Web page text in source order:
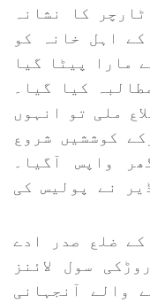
کا نشانہ
اہل خانہ کو
مارا پیٹا گیا
مطالبہ کیا گیا۔
ملی تو انہوں
کوششیں شروع
واپس آگیا۔
نے پولیس کی
ضلع صدر ادے
سول لائنز
والے آنجہانی